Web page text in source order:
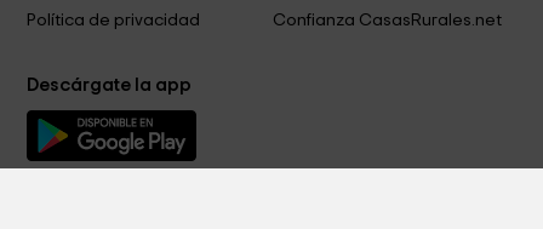
Política de privacidad Confianza CasasRurales.net
Descárgate la app